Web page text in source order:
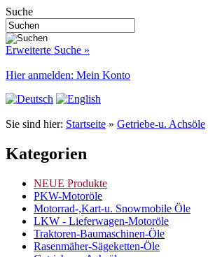
Suche
Erweiterte Suche »
Hier anmelden: Mein Konto
Sie sind hier: Startseite » Getriebe-u. Achsöle
Kategorien
NEUE Produkte
PKW-Motoröle
Motorrad-,Kart-u. Snowmobile Öle
LKW - Lieferwagen-Motoröle
Traktoren-Baumaschinen-Öle
Rasenmäher-Sägeketten-Öle